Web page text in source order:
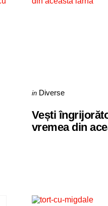
Categories
Posted
in Diverse
Vești
vremea din